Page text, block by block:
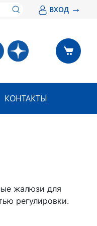
ВХОД →
КОНТАКТЫ
жалюзи для
регулировки.